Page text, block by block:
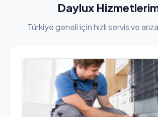
Daylux
Türkiye geneli için hızlı servis ve